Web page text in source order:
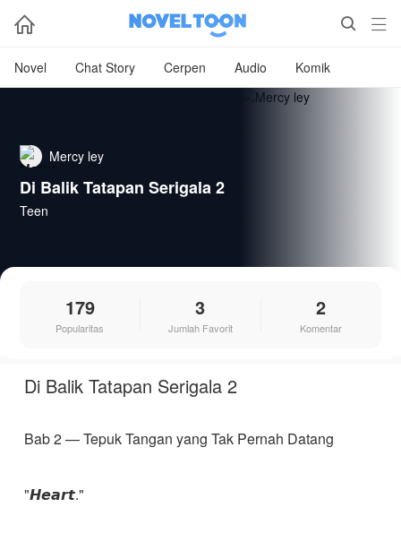
  
Novel Chat Story Cerpen Audio Komik
Mercy ley
Di Balik Tatapan Serigala 2
Teen
179
Popularitas
3
Jumlah Favorit
2
Komentar
Di Balik Tatapan Serigala 2
Bab 2 — Tepuk Tangan yang Tak Pernah Datang
"𝙃𝙚𝙖𝙧𝙩."